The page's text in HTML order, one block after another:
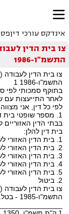

אינדקס עורכי דין
צו בית הדין
התשמ"ו-1986
צו בית הדין
התשמ"ו-1986 1
לאחר התייעצות עם
לפי כל דין, אני
1. מספר שופטי בית דין אזורי
בבתי הדין
בית דין להלן:
1. בית הדין האזורי לעבודה, ירושלים 2
2. בית הדין האזורי לעבודה, תל-אביב 8
3. בית הדין האזורי לעבודה, חיפה 3
4. בית הדין האזורי לעבודה, נצרת 1
5. בית הדין האזורי לעבודה, באר-שבע 2
2. ביטול
צו בית הדין
התשמ"ו-1985 - בטל.